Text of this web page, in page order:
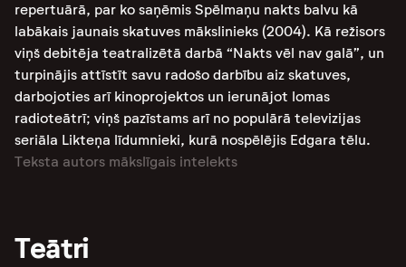
repertuārā, par ko saņēmis Spēlmaņu nakts balvu kā
labākais jaunais skatuves mākslinieks (2004). Kā režisors
viņš debitēja teatralizētā darbā “Nakts vēl nav galā”, un
turpinājis attīstīt savu radošo darbību aiz skatuves,
darbojoties arī kinoprojektos un ierunājot lomas
radioteātrī; viņš pazīstams arī no populārā televizijas
seriāla Likteņa līdumnieki, kurā nospēlējis Edgara tēlu.
Teksta autors mākslīgais intelekts
Teātri